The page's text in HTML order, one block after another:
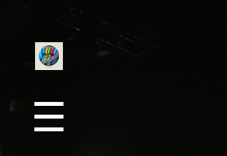
☰